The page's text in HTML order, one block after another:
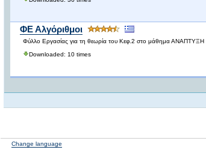
ΦΕ Αλγόριθμοι
Φύλλο Εργασίας για τη θεωρία του Κεφ.2 στο μάθημα
Downloaded: 10 times
Change language